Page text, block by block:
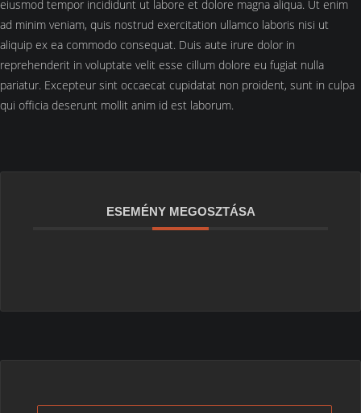
eiusmod tempor incididunt ut labore et dolore magna aliqua. Ut enim
ad minim veniam, quis nostrud exercitation ullamco laboris nisi ut
aliquip ex ea commodo consequat. Duis aute irure dolor in
reprehenderit in voluptate velit esse cillum dolore eu fugiat nulla
pariatur. Excepteur sint occaecat cupidatat non proident, sunt in culpa
qui officia deserunt mollit anim id est laborum.
ESEMÉNY MEGOSZTÁSA